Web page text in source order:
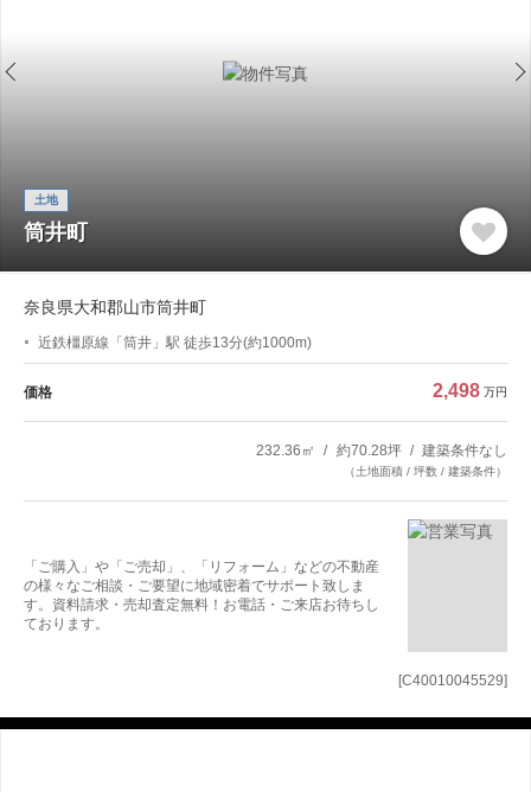
[C40010045529]
土地
筒井町
奈良県大和郡山市筒井町
近鉄橿原線「筒井」駅 徒歩13分(約1000m)
価格 2,498 万円
232.36㎡ 約70.28坪 建築条件なし
（土地面積 / 坪数 / 建築条件）
「ご購入」や「ご売却」、「リフォーム」などの不動産
の様々なご相談・ご要望に地域密着でサポート致しま
す。資料請求・売却査定無料！お電話・ご来店お待ちし
ております。